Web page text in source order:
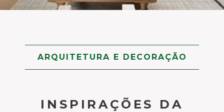
ARQUITETURA E DECORAÇÃO
INSPIRAÇÕES DA